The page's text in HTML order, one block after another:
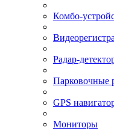
Комбо-
Радар-
Парковочные
GPS
Мониторы